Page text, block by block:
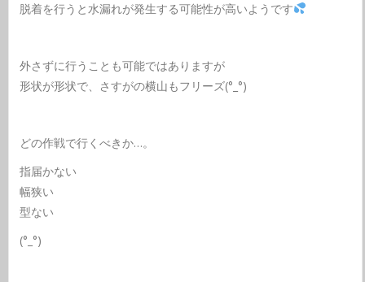
脱着を行うと水漏れが発生する可能性が高いようです
外さずに行うことも可能ではありますが
形状が形状で、さすがの横山もフリーズ(°_°)
どの作戦で行くべきか…。
指届かない
幅狭い
型ない
(°_°)